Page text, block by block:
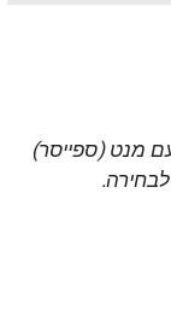
מנט (ספייסר)